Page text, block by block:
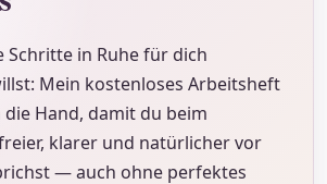
Schritte in Ruhe für dich
Mein kostenloses Arbeitsheft
Hand, damit du beim
klarer und natürlicher vor
— auch ohne perfektes